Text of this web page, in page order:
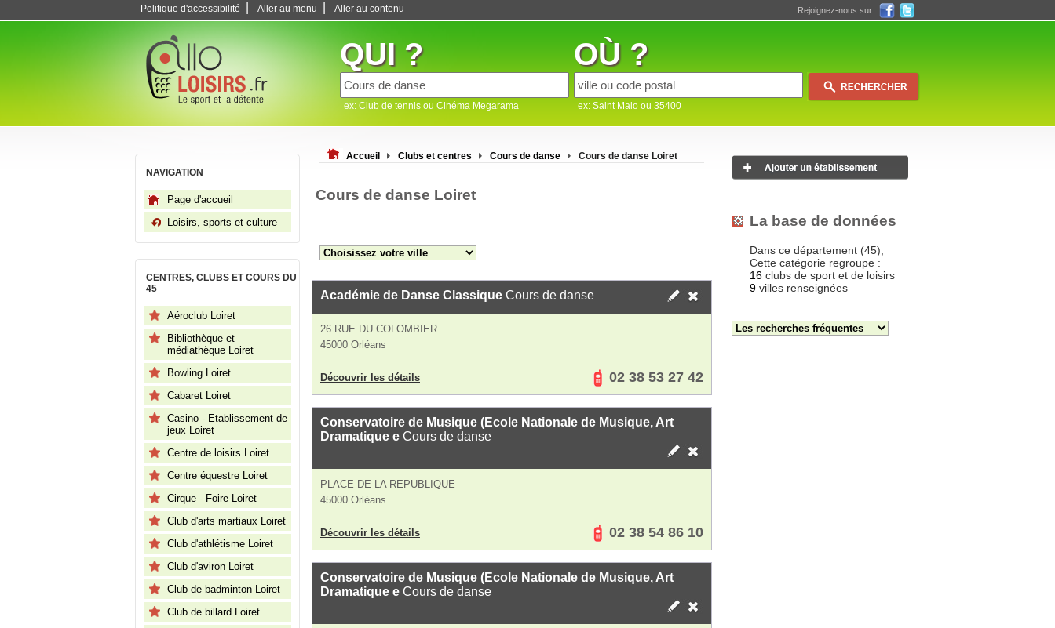
Politique d'accessibilité Aller au menu Aller au contenu Rejoignez-nous sur
QUI ?
ex: Club de tennis ou Cinéma Megarama
OÙ ?
ex: Saint Malo ou 35400
NAVIGATION
Page d'accueil
Loisirs, sports et culture
CENTRES, CLUBS ET COURS DU
45
Aéroclub Loiret
Bibliothèque et
médiathèque Loiret
Bowling Loiret
Cabaret Loiret
Casino - Etablissement de
jeux Loiret
Centre de loisirs Loiret
Centre équestre Loiret
Cirque - Foire Loiret
Club d'arts martiaux Loiret
Club d'athlétisme Loiret
Club d'aviron Loiret
Club de badminton Loiret
Club de billard Loiret
Accueil Clubs et centres Cours de danse Cours de danse Loiret
Cours de danse Loiret
Académie de Danse Classique Cours de danse
26 RUE DU COLOMBIER
45000 Orléans
Découvrir les détails 02 38 53 27 42
Conservatoire de Musique (Ecole Nationale de Musique, Art
Dramatique e Cours de danse
PLACE DE LA REPUBLIQUE
45000 Orléans
Découvrir les détails 02 38 54 86 10
Conservatoire de Musique (Ecole Nationale de Musique, Art
Dramatique e Cours de danse
La base de données
Dans ce département (45),
Cette catégorie regroupe :
16 clubs de sport et de loisirs
9 villes renseignées